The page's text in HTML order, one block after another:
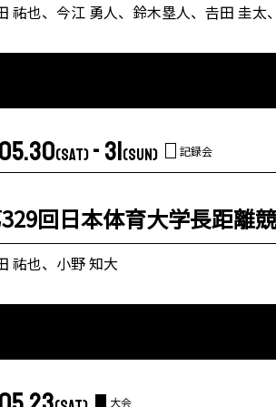
祐也、今江 勇人、鈴木塁人、𠮷田 圭
(SAT) - 31(SUN) 記録会
回日本体育大学長距離
祐也、小野 知大
大会